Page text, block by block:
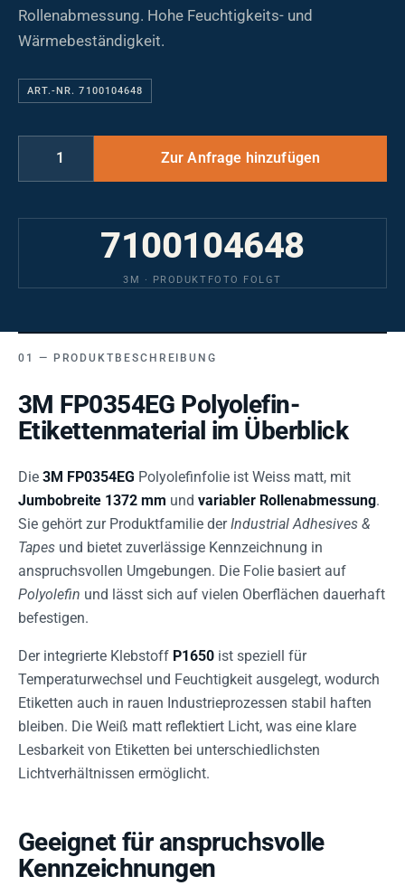
Rollenabmessung. Hohe Feuchtigkeits- und
Wärmebeständigkeit.
ART.-NR. 7100104648
7100104648
3M · PRODUKTFOTO FOLGT
PRODUKTBESCHREIBUNG
3M FP0354EG Polyolefin-
Etikettenmaterial im Überblick
Die 3M FP0354EG Polyolefinfolie ist Weiss matt, mit
Jumbobreite 1372 mm und variabler Rollenabmessung.
Sie gehört zur Produktfamilie derIndustrial Adhesives &
Tapes und bietet zuverlässige Kennzeichnung in
anspruchsvollen Umgebungen. Die Folie basiert auf
Polyolefin und lässt sich auf vielen Oberflächen dauerhaft
befestigen.
Der integrierte Klebstoff P1650 ist speziell für
Temperaturwechsel und Feuchtigkeit ausgelegt, wodurch
Etiketten auch in rauen Industrieprozessen stabil haften
bleiben. Die Weiß matt reflektiert Licht, was eine klare
Lesbarkeit von Etiketten bei unterschiedlichsten
Lichtverhältnissen ermöglicht.
Geeignet für anspruchsvolle
Kennzeichnungen